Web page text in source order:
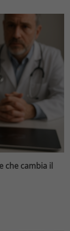
che cambia il